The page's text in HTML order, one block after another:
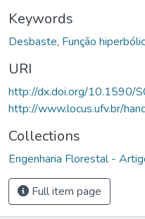
Keywords
Desbaste, Função
URI
http://dx.doi.org/
http://www.locus.ufv.br/
Collections
Engenharia Florestal -
Full item page